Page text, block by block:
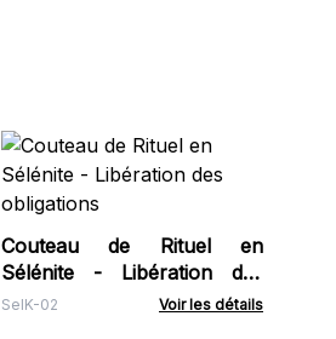
Couteau de Rituel en
Sélénite - Libération des
obligations
SelK-02 Voir les détails